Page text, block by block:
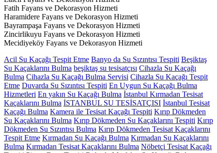
Fatih Fayans ve Dekorasyon Hizmeti
Haramidere Fayans ve Dekorasyon Hizmeti
Bayrampaşa Fayans ve Dekorasyon Hizmeti
Zincirlikuyu Fayans ve Dekorasyon Hizmeti
Mecidiyeköy Fayans ve Dekorasyon Hizmeti
Acil Su Kaçağı Tespit Etme Banyo da Su Sızıntısı Tespiti Beşiktaş
Su Kaçaklarını Bulma beşiktaş su tesisatçısı Cihazla Su Kaçağı
Bulma Cihazla Su Kaçağı Bulma Servisi Cihazla Su Kaçağı Tespit
Etme Duvarda Su Sızıntısı Tespiti En Uygun Su Kaçağı Bulma
Hizmetleri En yakın Su Kaçağı Bulma İstanbul Kırmadan Tesisat
Kaçaklarını Bulma İSTANBUL SU TESİSATÇISI İstanbul Tesisat
Kaçağı Bulma Kamera ile Tesisat Kaçağı Tespiti Kırıp Dökmeden
Su Kaçaklarını Bulma Kırıp Dökmeden Su Kaçaklarını Tespiti Kırıp
Dökmeden Su Sızıntısı Bulma Kırıp Dökmeden Tesisat Kaçaklarını
Tespit Etme Kırmadan Su Kaçağı Bulma Kırmadan Su Kaçaklarını
Bulma Kırmadan Tesisat Kaçaklarını Bulma Nöbetçi Tesisat Kaçağı